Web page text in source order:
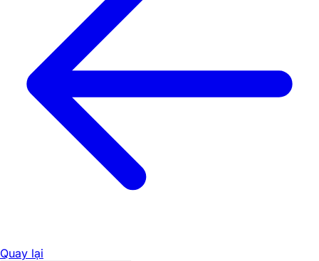
Quay lại